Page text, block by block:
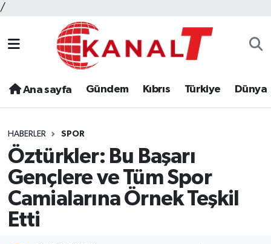
/
Ana sayfa Gündem Kıbrıs Türkiye Dünya
HABERLER SPOR
Öztürkler: Bu Başarı
Gençlere ve Tüm Spor
Camialarına Örnek Teşkil
Etti